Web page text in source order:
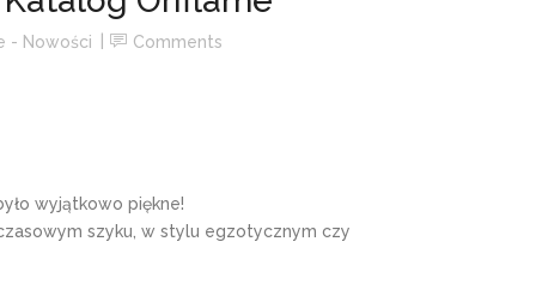
- Nowości Comments
wyjątkowo piękne!
szyku, w stylu egzotycznym czy